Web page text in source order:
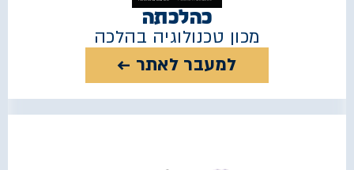
כהלכתה
מכון טכנולוגיה בהלכה
למעבר לאתר ←